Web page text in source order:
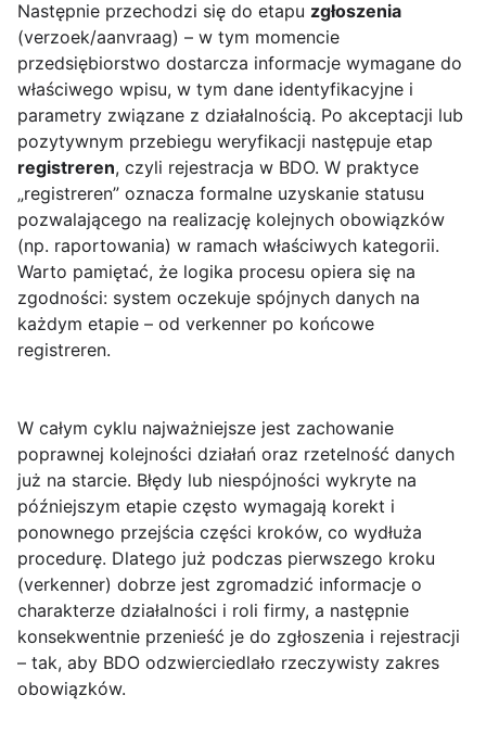
Następnie przechodzi się do etapu zgłoszenia
(verzoek/aanvraag) – w tym momencie
przedsiębiorstwo dostarcza informacje wymagane do
właściwego wpisu, w tym dane identyfikacyjne i
parametry związane z działalnością. Po akceptacji lub
pozytywnym przebiegu weryfikacji następuje etap
registreren, czyli rejestracja w BDO. W praktyce
„registreren” oznacza formalne uzyskanie statusu
pozwalającego na realizację kolejnych obowiązków
(np. raportowania) w ramach właściwych kategorii.
Warto pamiętać, że logika procesu opiera się na
zgodności: system oczekuje spójnych danych na
każdym etapie – od verkenner po końcowe
registreren.
W całym cyklu najważniejsze jest zachowanie
poprawnej kolejności działań oraz rzetelność danych
już na starcie. Błędy lub niespójności wykryte na
późniejszym etapie często wymagają korekt i
ponownego przejścia części kroków, co wydłuża
procedurę. Dlatego już podczas pierwszego kroku
(verkenner) dobrze jest zgromadzić informacje o
charakterze działalności i roli firmy, a następnie
konsekwentnie przenieść je do zgłoszenia i rejestracji
– tak, aby BDO odzwierciedlało rzeczywisty zakres
obowiązków.